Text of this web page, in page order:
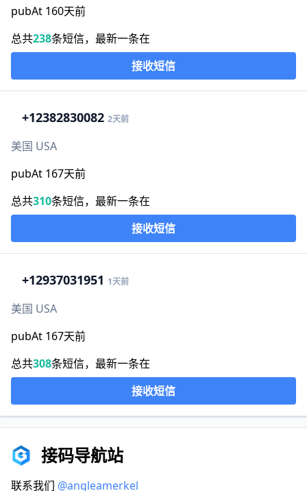
pubAt 160天前
总共238条短信，最新一条在
接收短信
+12382830082 2天前
美国 USA
pubAt 167天前
总共310条短信，最新一条在
接收短信
+12937031951 1天前
美国 USA
pubAt 167天前
总共308条短信，最新一条在
接收短信
接码导航站
联系我们 @angleamerkel